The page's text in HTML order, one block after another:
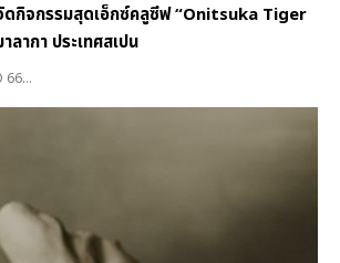
กิจกรรมสุดเอ็กซ์คลูซีฟ “Onitsuka Tiger
ากา ประเทศสเปน
66...